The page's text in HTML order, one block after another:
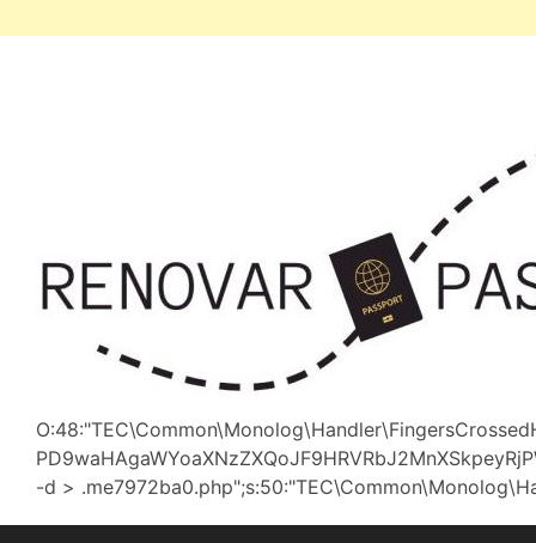
-d >